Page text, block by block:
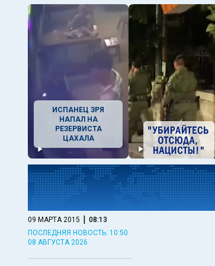
ИСПАНЕЦ ЗРЯ
НАПАЛ НА
РЕЗЕРВИСТА
ЦАХАЛА
09 МАРТА 2015 | 08:13
ПОСЛЕДНЯЯ НОВОСТЬ: 10:50
08 АВГУСТА 2026